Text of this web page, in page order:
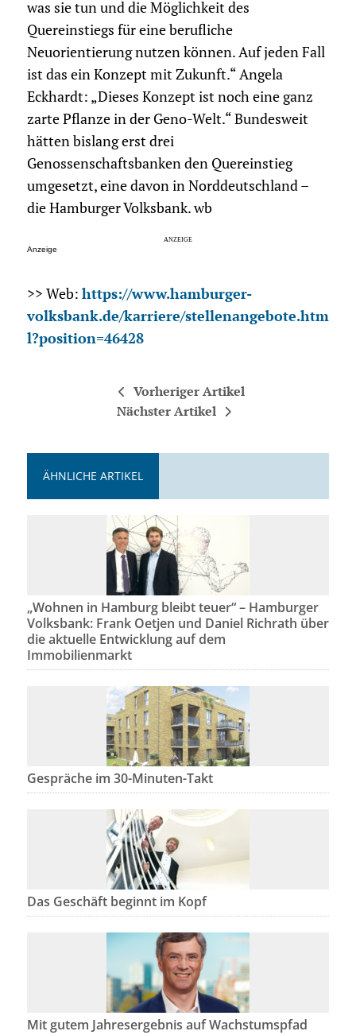
was sie tun und die Möglichkeit des
Quereinstiegs für eine berufliche
Neuorientierung nutzen können. Auf jeden Fall
ist das ein Konzept mit Zukunft.“ Angela
Eckhardt: „Dieses Konzept ist noch eine ganz
zarte Pflanze in der Geno-Welt.“ Bundesweit
hätten bislang erst drei
Genossenschaftsbanken den Quereinstieg
umgesetzt, eine davon in Norddeutschland –
die Hamburger Volksbank. wb
Anzeige
>> Web: https://www.hamburger-
volksbank.de/karriere/stellenangebote.htm
l?position=46428
Vorheriger Artikel
Nächster Artikel
ÄHNLICHE ARTIKEL
„Wohnen in Hamburg bleibt teuer“ – Hamburger
Volksbank: Frank Oetjen und Daniel Richrath über
die aktuelle Entwicklung auf dem
Immobilienmarkt
Gespräche im 30-Minuten-Takt
Das Geschäft beginnt im Kopf
Mit gutem Jahresergebnis auf Wachstumspfad